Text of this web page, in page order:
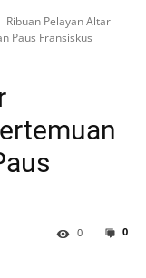
Ribuan Pelayan Altar
Paus Fransiskus
0
0